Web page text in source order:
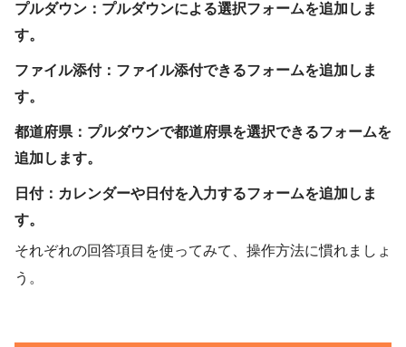
プルダウン：プルダウンによる選択フォームを追加しま
す。
ファイル添付：ファイル添付できるフォームを追加しま
す。
都道府県：プルダウンで都道府県を選択できるフォームを
追加します。
日付：カレンダーや日付を入力するフォームを追加しま
す。
それぞれの回答項目を使ってみて、操作方法に慣れましょ
う。